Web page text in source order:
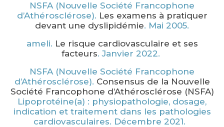
NSFA (Nouvelle Société Francophone
d’Athérosclérose). Les examens à pratiquer
devant une dyslipidémie. Mai 2005.
ameli. Le risque cardiovasculaire et ses
facteurs. Janvier 2022.
NSFA (Nouvelle Société Francophone
d’Athérosclérose). Consensus de la Nouvelle
Société Francophone d’Athérosclérose (NSFA)
Lipoprotéine(a) : physiopathologie, dosage,
indication et traitement dans les pathologies
cardiovasculaires. Décembre 2021.